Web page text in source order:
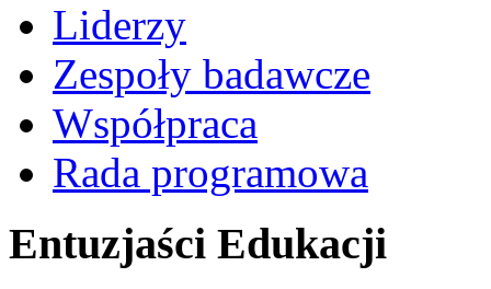
Liderzy
Zespoły badawcze
Współpraca
Rada programowa
Entuzjaści Edukacji